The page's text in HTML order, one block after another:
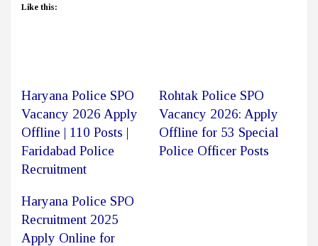
Like this:
Haryana Police SPO
Vacancy 2026 Apply
Offline | 110 Posts |
Faridabad Police
Recruitment
Rohtak Police SPO
Vacancy 2026: Apply
Offline for 53 Special
Police Officer Posts
Haryana Police SPO
Recruitment 2025
Apply Online for